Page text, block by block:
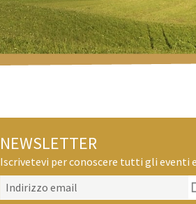
NEWSLETTER
Iscrivetevi per conoscere tutti gli eventi